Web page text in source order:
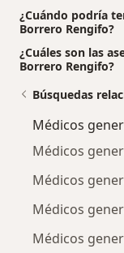
¿Cuándo podría
Borrero Rengifo?
¿Cuáles son las
Borrero Rengifo?
Búsquedas
Médicos
Médicos
Médicos
Médicos
Médicos